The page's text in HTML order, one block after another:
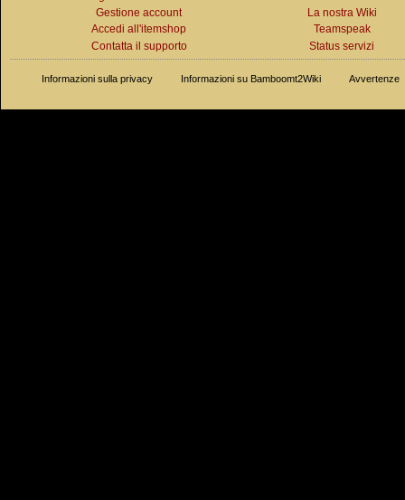
Gestione account
Accedi all'itemshop
Contatta il supporto
La nostra Wiki
Teamspeak
Status servizi
Informazioni sulla privacy Informazioni su Bamboomt2Wiki Avvertenze